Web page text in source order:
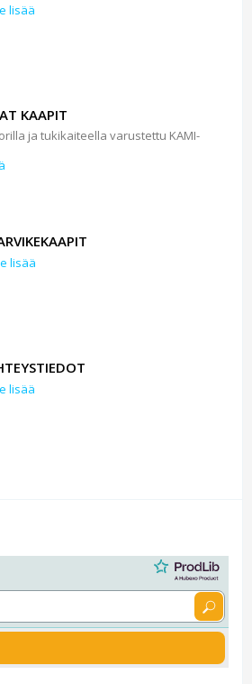
lisää
KAAPIT
ja tukikaiteella varustettu KAMI-
lisää
lisää